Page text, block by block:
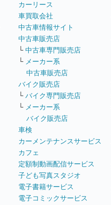
カーリース
車買取会社
中古車情報サイト
中古車販売店
└ 中古車専門販売店
└ メーカー系
中古車販売店
バイク販売店
└ バイク専門販売店
└ メーカー系
バイク販売店
車検
カーメンテナンスサービス
カフェ
定額制動画配信サービス
子ども写真スタジオ
電子書籍サービス
電子コミックサービス